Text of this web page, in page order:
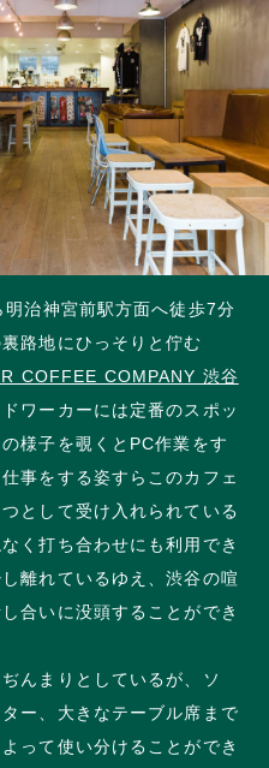
明治神宮前駅方面へ徒歩7分
路地にひっそりと佇む
COFFEE COMPANY 渋谷
ドワーカーには定番のスポッ
の様子を覗くとPC作業をす
事をする姿すらこのカフェ
として受け入れられている
く打ち合わせにも利用でき
離れているゆえ、渋谷の喧
合いに没頭することができ
んまりとしているが、ソ
ー、大きなテーブル席まで
って使い分けることができ